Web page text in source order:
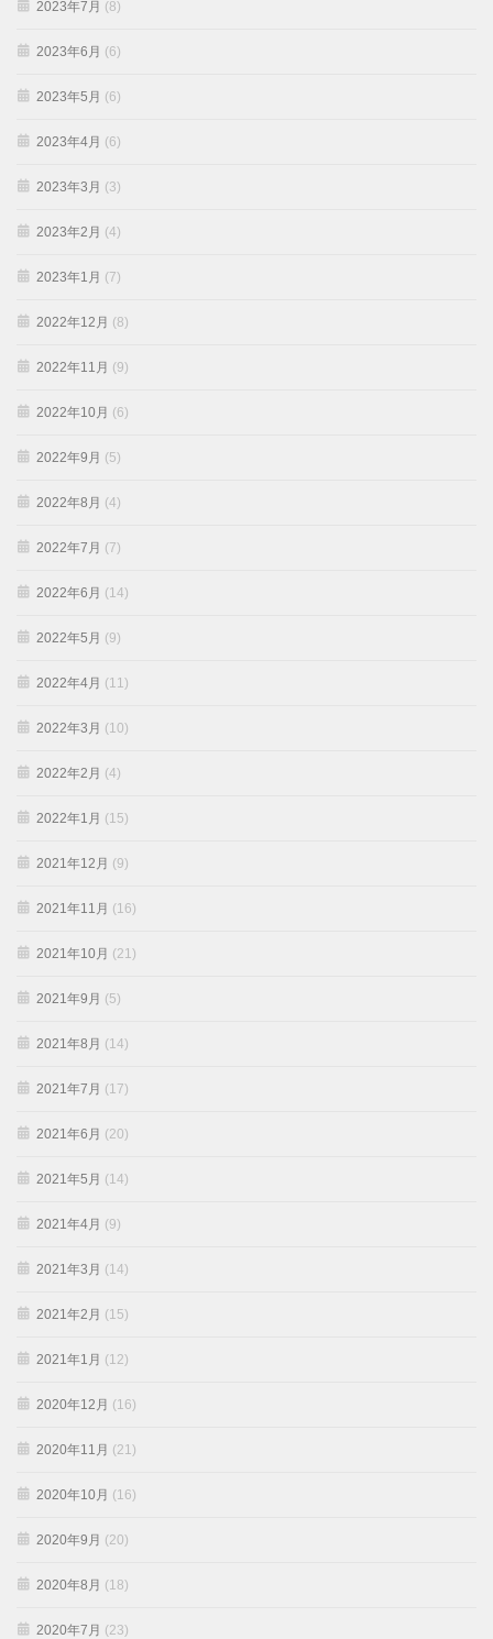
2023年7月 (8)
2023年6月 (6)
2023年5月 (6)
2023年4月 (6)
2023年3月 (3)
2023年2月 (4)
2023年1月 (7)
2022年12月 (8)
2022年11月 (9)
2022年10月 (6)
2022年9月 (5)
2022年8月 (4)
2022年7月 (7)
2022年6月 (14)
2022年5月 (9)
2022年4月 (11)
2022年3月 (10)
2022年2月 (4)
2022年1月 (15)
2021年12月 (9)
2021年11月 (16)
2021年10月 (21)
2021年9月 (5)
2021年8月 (14)
2021年7月 (17)
2021年6月 (20)
2021年5月 (14)
2021年4月 (9)
2021年3月 (14)
2021年2月 (15)
2021年1月 (12)
2020年12月 (16)
2020年11月 (21)
2020年10月 (16)
2020年9月 (20)
2020年8月 (18)
2020年7月 (23)